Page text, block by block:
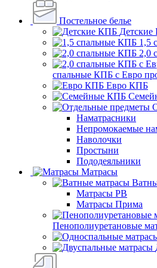
Постельное белье
1,5
2,0
спальные КПБ с Евро
Евро КПБ
Наматрасники
Непромокаемые
Наволочки
Простыни
Пододеяльники
Матрасы
Матрасы РВ
Матрасы Прима
Пенополиуретановые